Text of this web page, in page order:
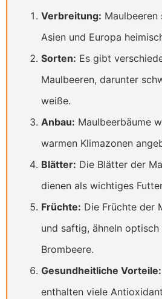
Verbreitung:
Asien und Europa
Sorten: Es gibt
Maulbeeren, darunter
weiße.
Anbau: Maulbeerbäume
warmen Klimazonen
Blätter: Die Blätter der
dienen als wichtiges
Früchte: Die Früchte der
und saftig, ähneln
Brombeere.
Gesundheitliche Vorteile:
enthalten viele